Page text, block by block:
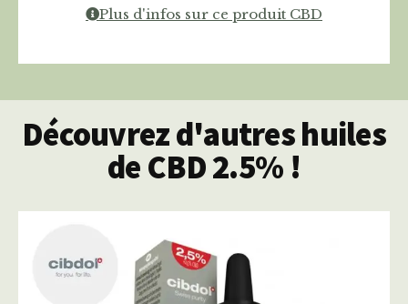
Plus d'infos sur ce produit CBD
Découvrez d'autres huiles
de CBD 2.5% !